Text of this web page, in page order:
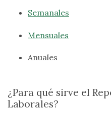
Semanales
Mensuales
Anuales
¿Para qué sirve el
Laborales?